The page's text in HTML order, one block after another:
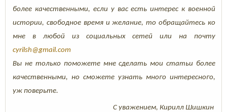
более качественными, если у вас есть интерес к военной
истории, свободное время и желание, то обращайтесь ко
мне в любой из социальных сетей или на почту
cyrilsh@gmail.com
Вы не только поможете мне сделать мои статьи более
качественными, но сможете узнать много интересного,
уж поверьте.
С уважением, Кирилл Шишкин